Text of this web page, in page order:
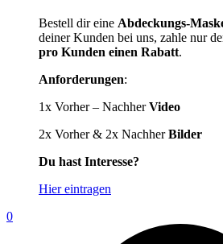
Bestell dir eine Abdeckungs-
deiner Kunden bei uns, zahle nur
pro Kunden einen Rabatt.
Anforderungen:
1x Vorher – NachherVideo
2x Vorher & 2x NachherBilder
Du hast Interesse?
Hier eintragen
0